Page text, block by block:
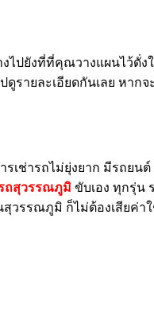
ยังที่ที่คุณวางแผนไว้ดั่งใ
รายละเอียดกันเลย หาก
รเช่ารถไม่ยุ่งยาก มีรถย
ถสุวรรณภูมิ ขับเอง ทุกรุ่น
รรณภูมิ ก็ไม่ต้องเสียค่า